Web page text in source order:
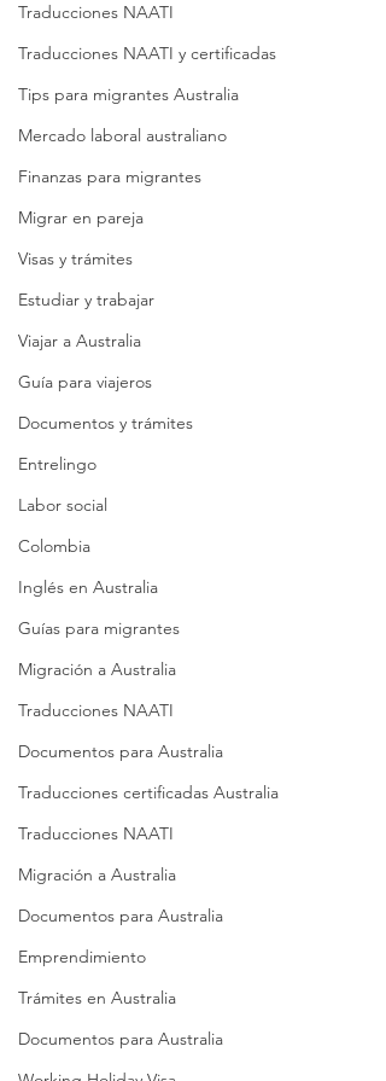
Traducciones NAATI
Traducciones NAATI y certificadas
Tips para migrantes Australia
Mercado laboral australiano
Finanzas para migrantes
Migrar en pareja
Visas y trámites
Estudiar y trabajar
Viajar a Australia
Guía para viajeros
Documentos y trámites
Entrelingo
Labor social
Colombia
Inglés en Australia
Guías para migrantes
Migración a Australia
Traducciones NAATI
Documentos para Australia
Traducciones certificadas Australia
Traducciones NAATI
Migración a Australia
Documentos para Australia
Emprendimiento
Trámites en Australia
Documentos para Australia